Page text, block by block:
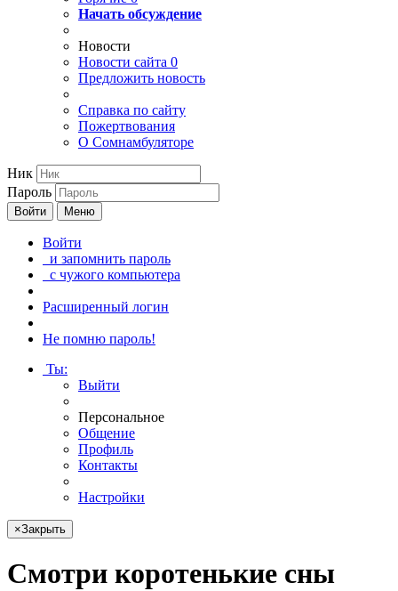
Начать обсуждение
Новости
Новости сайта 0
Предложить новость
Справка по сайту
Пожертвования
О Сомнамбуляторе
Ник
Пароль
Войти Меню
Войти
и запомнить пароль
с чужого компьютера
Расширенный логин
Не помню пароль!
Ты:
Выйти
Персональное
Общение
Профиль
Контакты
Настройки
×Закрыть
Смотри коротенькие сны